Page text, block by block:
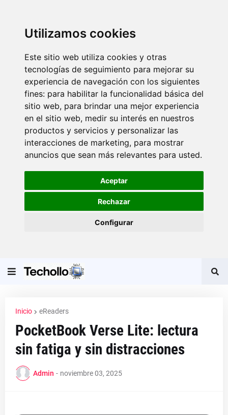
Utilizamos cookies
Este sitio web utiliza cookies y otras
tecnologías de seguimiento para mejorar su
experiencia de navegación con los siguientes
fines: para habilitar la funcionalidad básica del
sitio web, para brindar una mejor experiencia
en el sitio web, medir su interés en nuestros
productos y servicios y personalizar las
interacciones de marketing, para mostrar
anuncios que sean más relevantes para usted.
Aceptar
Rechazar
Configurar
Inicio eReaders
PocketBook Verse Lite: lectura
sin fatiga y sin distracciones
Admin - noviembre 03, 2025